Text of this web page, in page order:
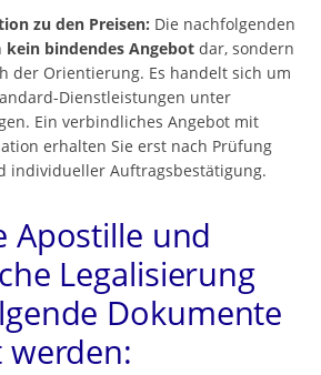
zu den Preisen: Die nachfolgenden
kein bindendes Angebot dar, sondern
der Orientierung. Es handelt sich um
Dienstleistungen unter
Ein verbindliches Angebot mit
erhalten Sie erst nach Prüfung
individueller Auftragsbestätigung.
Apostille und
Legalisierung
Dokumente
werden: